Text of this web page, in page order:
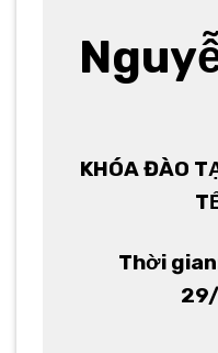
KHÓA ĐÀO
Thời